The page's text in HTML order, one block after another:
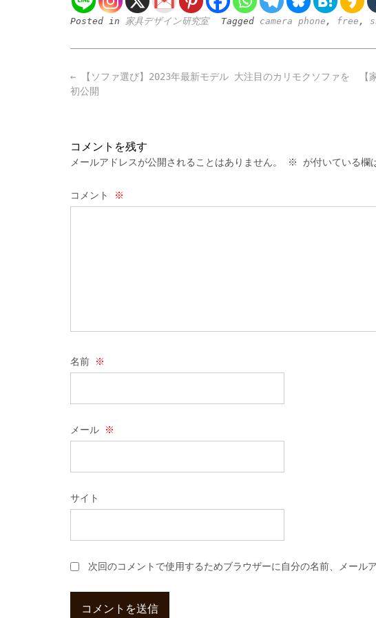
Posted in 家具デザイン研究室 Tagged camera phone , free ,
Post
navigation
← 【ソファ選び】2023年最新モデル 大注目のカリモクソファを
初公開
コメントを残す
メールアドレスが公開されることはありません。 ※ が付いている欄
コメント ※
名前 ※
メール ※
サイト
次回のコメントで使用するためブラウザーに自分の名前、メール